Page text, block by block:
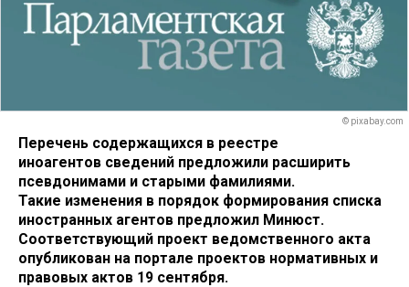
© pixabay.com
Перечень содержащихся в реестре
иноагентов сведений предложили расширить
псевдонимами и старыми фамилиями.
Такие изменения в порядок формирования списка
иностранных агентов предложил Минюст.
Соответствующий проект ведомственного акта
опубликован на портале проектов нормативных и
правовых актов 19 сентября.